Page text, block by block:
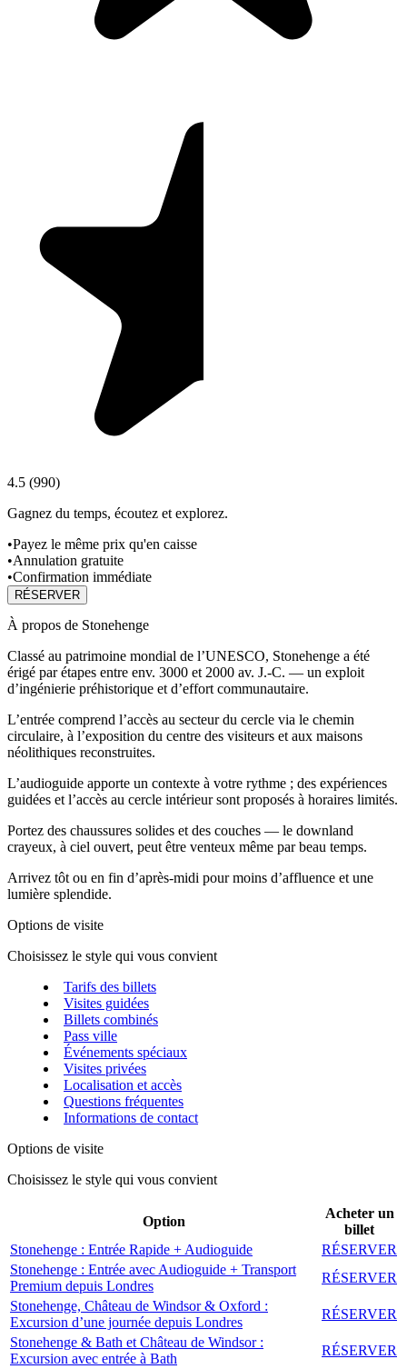
4.5 (990)
Gagnez du temps, écoutez et explorez.
•Payez le même prix qu'en caisse
•Annulation gratuite
•Confirmation immédiate
RÉSERVER
À propos de Stonehenge
Classé au patrimoine mondial de l’UNESCO, Stonehenge a été
érigé par étapes entre env. 3000 et 2000 av. J.‑C. — un exploit
d’ingénierie préhistorique et d’effort communautaire.
L’entrée comprend l’accès au secteur du cercle via le chemin
circulaire, à l’exposition du centre des visiteurs et aux maisons
néolithiques reconstruites.
L’audioguide apporte un contexte à votre rythme ; des expériences
guidées et l’accès au cercle intérieur sont proposés à horaires limités.
Portez des chaussures solides et des couches — le downland
crayeux, à ciel ouvert, peut être venteux même par beau temps.
Arrivez tôt ou en fin d’après‑midi pour moins d’affluence et une
lumière splendide.
Options de visite
Choisissez le style qui vous convient
Tarifs des billets
Visites guidées
Billets combinés
Pass ville
Événements spéciaux
Visites privées
Localisation et accès
Questions fréquentes
Informations de contact
Options de visite
Choisissez le style qui vous convient
Option
Acheter un
billet
Stonehenge : Entrée Rapide + Audioguide
RÉSERVER
Stonehenge : Entrée avec Audioguide + Transport
Premium depuis Londres
RÉSERVER
Stonehenge, Château de Windsor & Oxford :
Excursion d’une journée depuis Londres
RÉSERVER
Stonehenge & Bath et Château de Windsor :
Excursion avec entrée à Bath
RÉSERVER